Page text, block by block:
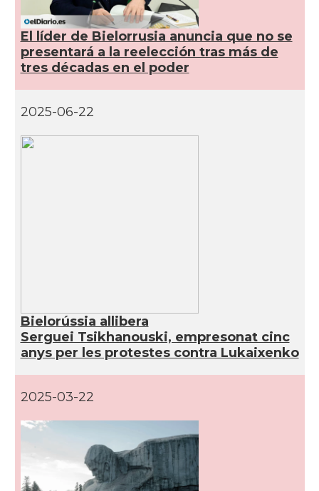
El líder de Bielorrusia anuncia que no se
presentará a la reelección tras más de
tres décadas en el poder
2025-06-22
Bielorússia allibera
Serguei Tsikhanouski, empresonat cinc
anys per les protestes contra Lukaixenko
2025-03-22